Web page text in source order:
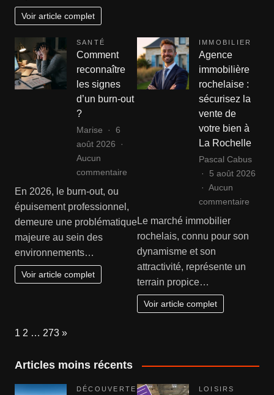
guide
complet
de
Voir article complet
SANTÉ
Comment
reconnaître
les signes
d’un burn-out
?
Marise
6
août 2026
Aucun
commentairesur
les
signes
d’un
burn-
out
En 2026, le burn-out, ou
épuisement professionnel,
demeure une problématique
majeure au sein des
environnements…
Voir article complet
IMMOBILIER
Agence
immobilière
rochelaise :
sécurisez la
vente de
votre bien à
La Rochelle
Pascal Cabus
5 août 2026
Aucun
commentaire
La
Le marché immobilier
rochelais, connu pour son
dynamisme et son
attractivité, représente un
terrain propice…
Voir article complet
Page:
1 2 … 273 Next
»
Articles moins récents
DÉCOUVERTE
LOISIRS